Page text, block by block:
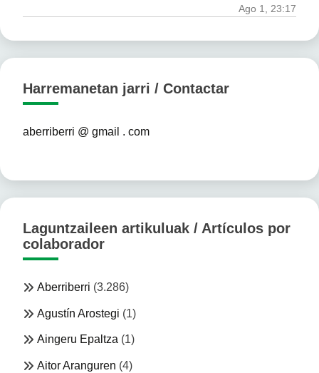
Ago 1, 23:17
Harremanetan jarri / Contactar
aberriberri @ gmail . com
Laguntzaileen artikuluak / Artículos por
colaborador
Aberriberri (3.286)
Agustín Arostegi (1)
Aingeru Epaltza (1)
Aitor Aranguren (4)